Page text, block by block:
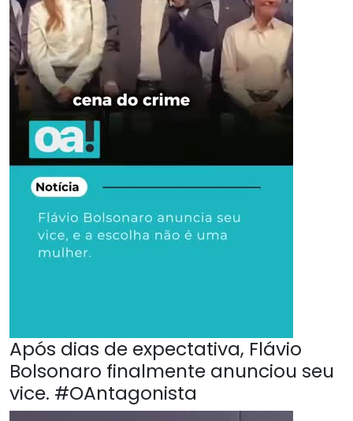
Após dias de expectativa, Flávio
Bolsonaro finalmente anunciou seu
vice. #OAntagonista